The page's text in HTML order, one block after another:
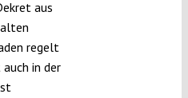
aus
regelt
in der